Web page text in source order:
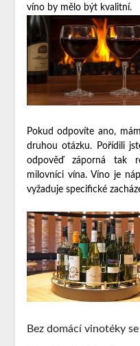
víno by mělo být kvalitní.
Pokud odpovíte ano,
druhou otázku. Pořídili
odpověď záporná tak
milovníci vína. Víno je
vyžaduje specifické
Bez domácí vinotéky